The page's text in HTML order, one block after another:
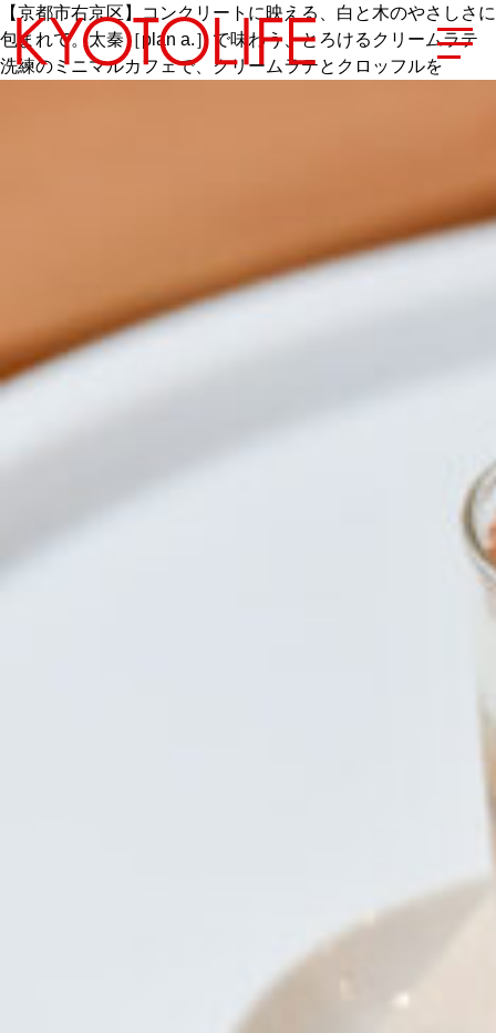
カテゴリーから探す
SPECIAL
NEW OPEN
【京都市右京区】コンクリートに映える、白と木のやさしさに
包まれて。太秦［plan a.］で味わう、とろけるクリームラテ
洗練のミニマルカフェで、クリームラテとクロッフルを